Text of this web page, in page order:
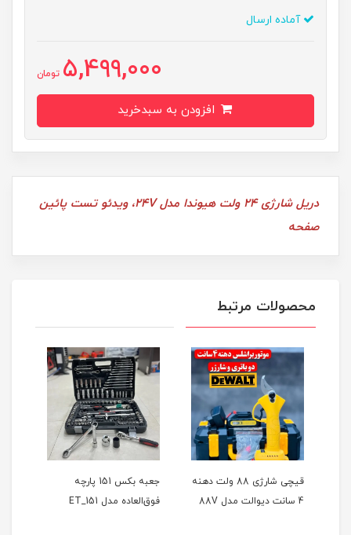
آماده ارسال
5,499,000 تومان
دریل شارژی 24 ولت هیوندا مدل 24V، ویدئو تست پائین
صفحه
محصولات مرتبط
قیچی شارژی 88 ولت دهنه
4 سانت دیوالت مدل 88V
جعبه بکس 151 پارچه
فوق‌العاده مدل ET_151